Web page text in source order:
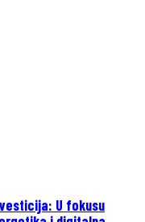
U fokusu